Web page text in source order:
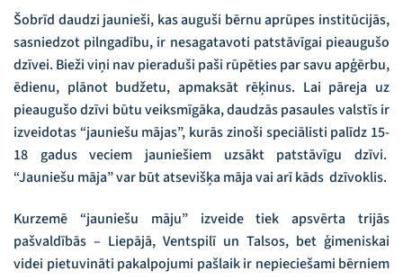
Šobrīd daudzi jaunieši, kas auguši bērnu aprūpes institūcijās,
sasniedzot pilngadību, ir nesagatavoti patstāvīgai pieaugušo
dzīvei. Bieži viņi nav pieraduši paši rūpēties par savu apģērbu,
ēdienu, plānot budžetu, apmaksāt rēķinus. Lai pāreja uz
pieaugušo dzīvi būtu veiksmīgāka, daudzās pasaules valstīs ir
izveidotas “jauniešu mājas”, kurās zinoši speciālisti palīdz 15-
18 gadus veciem jauniešiem uzsākt patstāvīgu dzīvi.
“Jauniešu māja” var būt atsevišķa māja vai arī kāds dzīvoklis.
Kurzemē “jauniešu māju” izveide tiek apsvērta trijās
pašvaldībās – Liepājā, Ventspilī un Talsos, bet ģimeniskai
videi pietuvināti pakalpojumi pašlaik ir nepieciešami bērniem